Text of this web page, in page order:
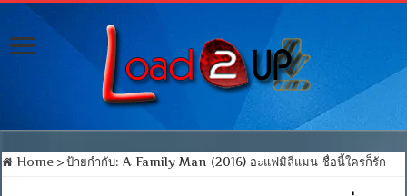
Home > ป้ายกำกับ:A Family Man (2016) อะแฟมิลี่แมน ชื่อนี้ใครก็รัก